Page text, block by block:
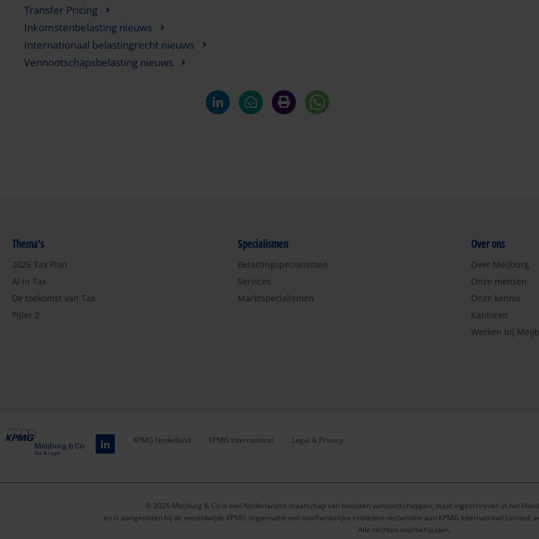
Transfer Pricing
Inkomstenbelasting nieuws
Internationaal belastingrecht nieuws
Vennootschapsbelasting nieuws
Thema's
2026 Tax Plan
AI in Tax
De toekomst van Tax
Pijler 2
Specialismen
Belastingspecialismen
Services
Marktspecialismen
Over ons
Over Meijburg
Onze mensen
Onze kennis
Kantoren
Werken bij
menu
KPMG Nederland KPMG International Legal & Privacy
© 2026 Meijburg & Co is een Nederlandse maatschap van besloten vennootschappen, staat ingeschreven in het
en is aangesloten bij de wereldwijde KPMG organisatie van onafhankelijke entiteiten verbonden aan KPMG International Limited,
Alle rechten voorbehouden.